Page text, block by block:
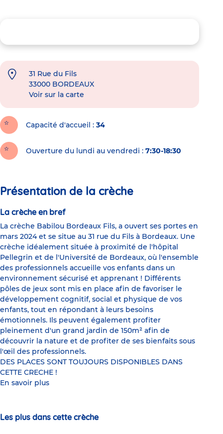
31 Rue du Fils
33000 BORDEAUX
Voir sur la carte
Capacité d'accueil 34
Ouverture du lundi au vendredi : 7:30-18:30
Présentation de la crèche
La crèche en bref
La crèche Babilou Bordeaux Fils, a ouvert ses portes en
mars 2024 et se situe au 31 rue du Fils à Bordeaux. Une
crèche idéalement située à proximité de l'hôpital
Pellegrin et de l'Université de Bordeaux, où l'ensemble
des professionnels accueille vos enfants dans un
environnement sécurisé et apprenant ! Différents
pôles de jeux sont mis en place afin de favoriser le
développement cognitif, social et physique de vos
enfants, tout en répondant à leurs besoins
émotionnels. Ils peuvent également profiter
pleinement d'un grand jardin de 150m² afin de
découvrir la nature et de profiter de ses bienfaits sous
l'œil des professionnels.
DES PLACES SONT TOUJOURS DISPONIBLES DANS
CETTE CRECHE !
En savoir plus
Les plus dans cette crèche